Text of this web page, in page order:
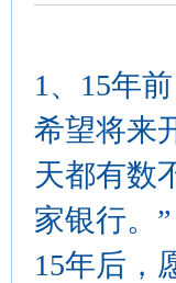
1、15年
希望将来
天都有数
家银行。”
15年后，